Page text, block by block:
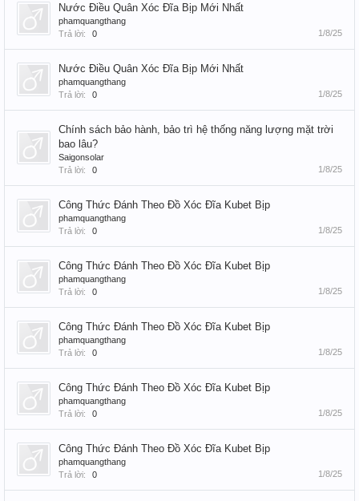
Nước Điều Quân Xóc Đĩa Bịp Mới Nhất
phamquangthang
Trả lời:
0 1/8/25
Nước Điều Quân Xóc Đĩa Bịp Mới Nhất
phamquangthang
Trả lời:
0 1/8/25
Chính sách bảo hành, bảo trì hệ thống năng lượng mặt trời
bao lâu?
Saigonsolar
Trả lời:
0 1/8/25
Công Thức Đánh Theo Đồ Xóc Đĩa Kubet Bịp
phamquangthang
Trả lời:
0 1/8/25
Công Thức Đánh Theo Đồ Xóc Đĩa Kubet Bịp
phamquangthang
Trả lời:
0 1/8/25
Công Thức Đánh Theo Đồ Xóc Đĩa Kubet Bịp
phamquangthang
Trả lời:
0 1/8/25
Công Thức Đánh Theo Đồ Xóc Đĩa Kubet Bịp
phamquangthang
Trả lời:
0 1/8/25
Công Thức Đánh Theo Đồ Xóc Đĩa Kubet Bịp
phamquangthang
Trả lời:
0 1/8/25